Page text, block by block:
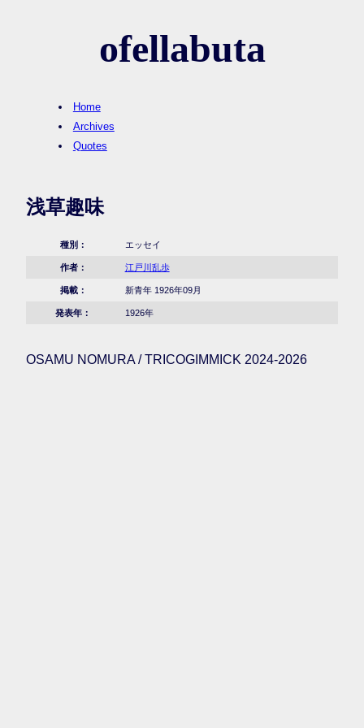
ofellabuta
Home
Archives
Quotes
浅草趣味
種別： エッセイ
作者： 江戸川乱歩
掲載： 新青年 1926年09月
発表年： 1926年
OSAMU NOMURA / TRICOGIMMICK 2024-2026